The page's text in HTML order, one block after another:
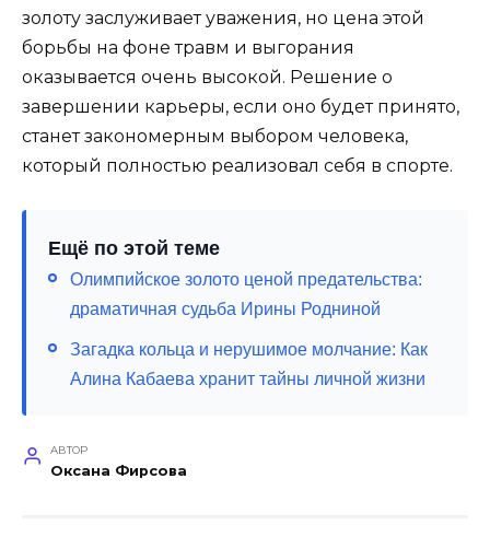
золоту заслуживает уважения, но цена этой
борьбы на фоне травм и выгорания
оказывается очень высокой. Решение о
завершении карьеры, если оно будет принято,
станет закономерным выбором человека,
который полностью реализовал себя в спорте.
Ещё по этой теме
Олимпийское золото ценой предательства:
драматичная судьба Ирины Родниной
Загадка кольца и нерушимое молчание: Как
Алина Кабаева хранит тайны личной жизни
АВТОР
Оксана Фирсова